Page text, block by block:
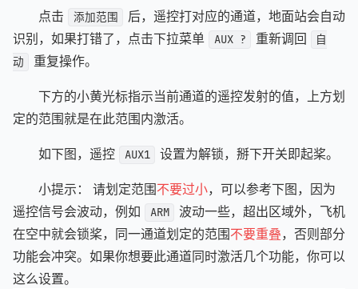
点击
添加范围
后，遥控打对应的通道，地面站会自动
识别，如果打错了，点击下拉菜单
AUX ? 重新调回
自
动
重复操作。
下方的小黄光标指示当前通道的遥控发射的值，上方划
定的范围就是在此范围内激活。
如下图，遥控
AUX1
设置为解锁，掰下开关即起桨。
小提示： 请划定范围不要过小，可以参考下图，因为
遥控信号会波动，例如
ARM
波动一些，超出区域外，飞机
在空中就会锁桨，同一通道划定的范围不要重叠，否则部分
功能会冲突。如果你想要此通道同时激活几个功能，你可以
这么设置。